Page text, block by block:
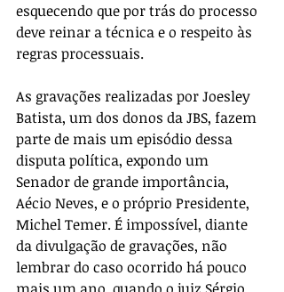
esquecendo que por trás do processo
deve reinar a técnica e o respeito às
regras processuais.
As gravações realizadas por Joesley
Batista, um dos donos da JBS, fazem
parte de mais um episódio dessa
disputa política, expondo um
Senador de grande importância,
Aécio Neves, e o próprio Presidente,
Michel Temer. É impossível, diante
da divulgação de gravações, não
lembrar do caso ocorrido há pouco